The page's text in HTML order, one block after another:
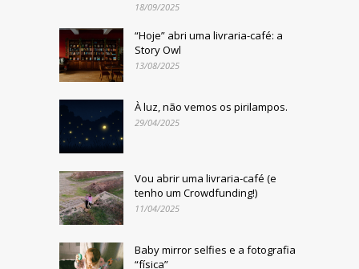
18/09/2025
“Hoje” abri uma livraria-café: a
Story Owl
13/08/2025
À luz, não vemos os pirilampos.
29/04/2025
Vou abrir uma livraria-café (e
tenho um Crowdfunding!)
11/04/2025
Baby mirror selfies e a fotografia
“física”